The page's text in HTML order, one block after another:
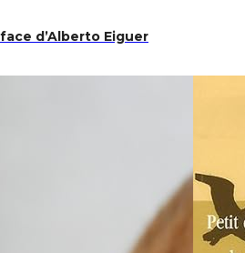
d’Alberto Eiguer